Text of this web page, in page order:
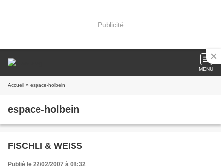
Publicité
MENU
Accueil » espace-holbein
espace-holbein
FISCHLI & WEISS
Publié le 22/02/2007 à 08:32